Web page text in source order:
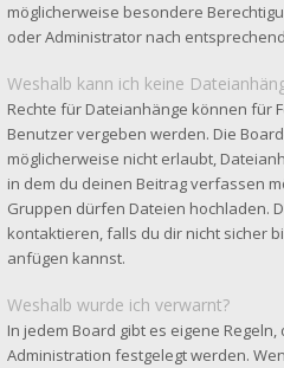
möglicherweise besondere
oder Administrator nach
Weshalb kann ich keine
Rechte für Dateianhänge können für
Benutzer vergeben werden. Die
möglicherweise nicht erlaubt,
in dem du deinen Beitrag verfassen
Gruppen dürfen Dateien hochladen.
kontaktieren, falls du dir nicht sicher
anfügen kannst.
Weshalb wurde ich verwarnt?
In jedem Board gibt es eigene
Administration festgelegt werden.